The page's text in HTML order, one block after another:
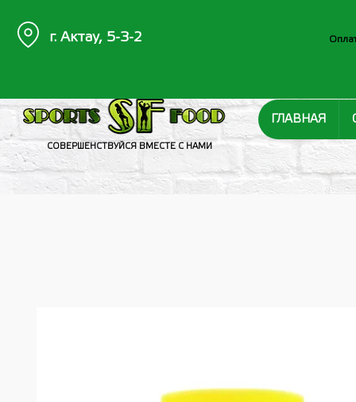
СОВЕРШЕНСТВУЙСЯ ВМЕСТЕ С НАМИ
ГЛАВНАЯ
г. Актау, 5-3-2